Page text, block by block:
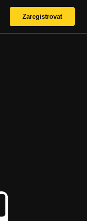
Zaregistrovat